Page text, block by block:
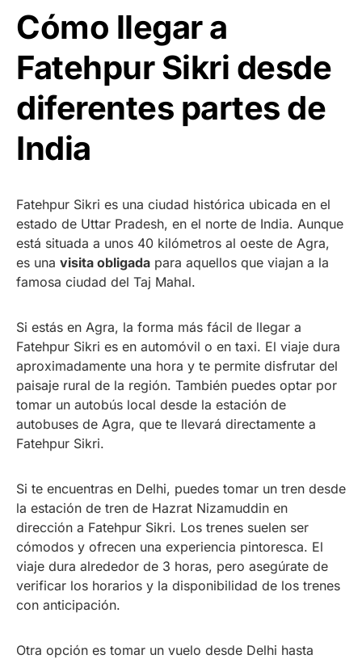
Cómo llegar a
Fatehpur Sikri desde
diferentes partes de
India
Fatehpur Sikri es una ciudad histórica ubicada en el
estado de Uttar Pradesh, en el norte de India. Aunque
está situada a unos 40 kilómetros al oeste de Agra,
es una visita obligada para aquellos que viajan a la
famosa ciudad del Taj Mahal.
Si estás en Agra, la forma más fácil de llegar a
Fatehpur Sikri es en automóvil o en taxi. El viaje dura
aproximadamente una hora y te permite disfrutar del
paisaje rural de la región. También puedes optar por
tomar un autobús local desde la estación de
autobuses de Agra, que te llevará directamente a
Fatehpur Sikri.
Si te encuentras en Delhi, puedes tomar un tren desde
la estación de tren de Hazrat Nizamuddin en
dirección a Fatehpur Sikri. Los trenes suelen ser
cómodos y ofrecen una experiencia pintoresca. El
viaje dura alrededor de 3 horas, pero asegúrate de
verificar los horarios y la disponibilidad de los trenes
con anticipación.
Otra opción es tomar un vuelo desde Delhi hasta